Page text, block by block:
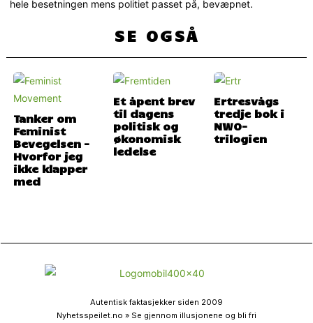
hele besetningen mens politiet passet på, bevæpnet.
SE OGSÅ
Tanker om
Feminist
Bevegelsen –
Hvorfor jeg
ikke klapper
med
Et åpent brev
til dagens
politisk og
økonomisk
ledelse
Ertresvågs
tredje bok i
NWO-
trilogien
Autentisk faktasjekker siden 2009
Nyhetsspeilet.no » Se gjennom illusjonene og bli fri